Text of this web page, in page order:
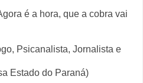
é a hora, que a cobra vai
Psicanalista, Jornalista e
Estado do Paraná)